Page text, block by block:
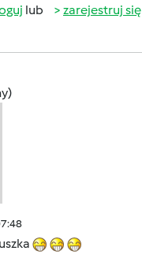
lub zarejestruj się